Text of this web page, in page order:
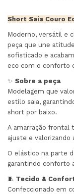
Short Saia Couro
Moderno, versátil e
peça que une
sofisticado e
eco com o conforto
✨ Sobre a peça
Modelagem que
estilo saia,
short por baixo.
A amarração frontal
ajuste e valorizando
O elástico na parte
garantindo conforto
🧵 Tecido &
Confeccionado em